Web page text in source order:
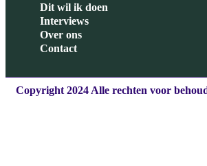
Dit wil ik doen
Interviews
Over ons
Contact
Copyright 2024 Alle rechten voor